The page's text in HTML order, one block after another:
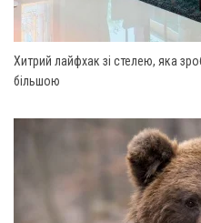
Хитрий лайфхак зі стелею, яка
більшою